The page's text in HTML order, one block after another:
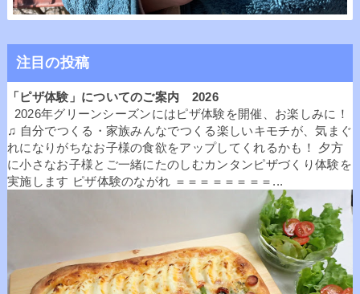
注目の投稿
「ピザ体験」についてのご案内 2026
2026年グリーンシーズンにはピザ体験を開催、お楽しみに！
♫ 自分でつくる・家族みんなでつくる楽しいキモチが、気まぐ
れになりがちなお子様の食欲をアップしてくれるかも！ 夕方
に小さなお子様とご一緒にたのしむカンタンピザづくり体験を
実施します ピザ体験のながれ ＝＝＝＝＝＝＝＝...